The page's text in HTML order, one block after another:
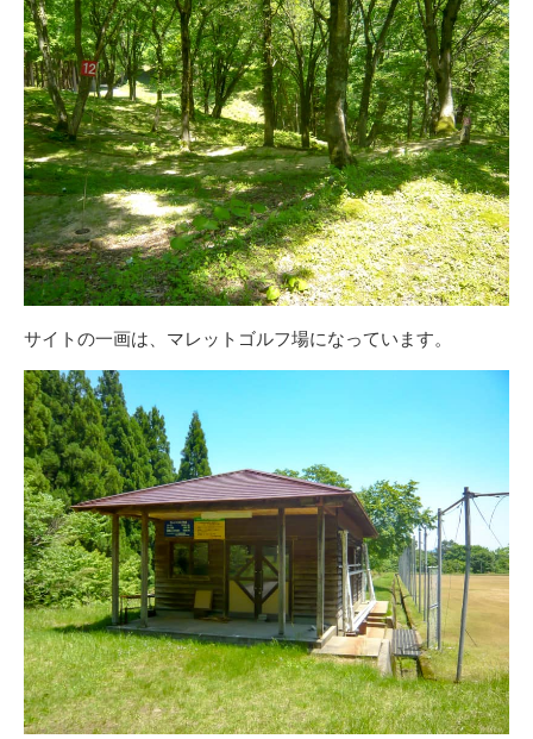
サイトの一画は、マレットゴルフ場になっています。